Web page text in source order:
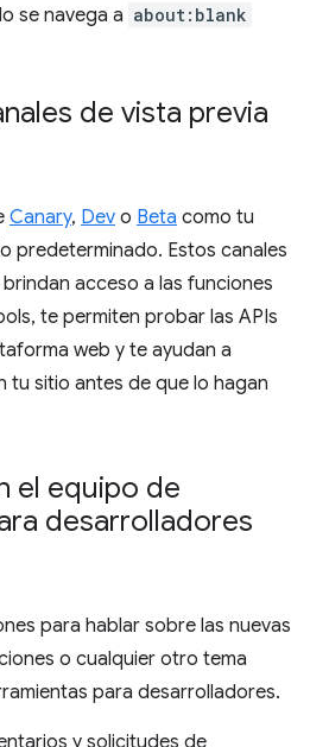
se navega a about:blank
de vista previa
Canary, Dev o Beta como tu
predeterminado. Estos canales
acceso a las funciones
te permiten probar las APIs
web y te ayudan a
tu sitio antes de que lo hagan
el equipo de
desarrolladores
para hablar sobre las nuevas
o cualquier otro tema
para desarrolladores.
y solicitudes de